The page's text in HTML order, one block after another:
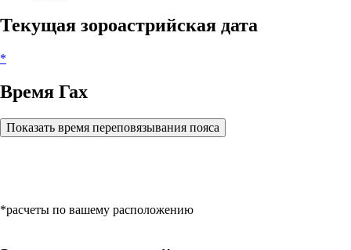
Текущая зороастрийская дата
*
Время Гах
Показать время переповязывания пояса
*расчеты по вашему расположению